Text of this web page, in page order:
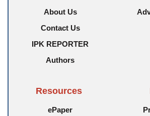
About Us
Contact Us
IPK REPORTER
Authors
Resources
ePaper